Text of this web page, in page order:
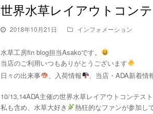
世界水草レイアウトコン
2018年10月21日 インフォメーション
水草工房fin blog担当Asakoです。
当店のご利用いつもありがとうございます
日々の出来事
、入荷情報 、当店・ADA新着情
10/13,14ADA主催の世界水草レイアウトコンテス
私も含め、水草大好き
熱狂的なファンが参加し